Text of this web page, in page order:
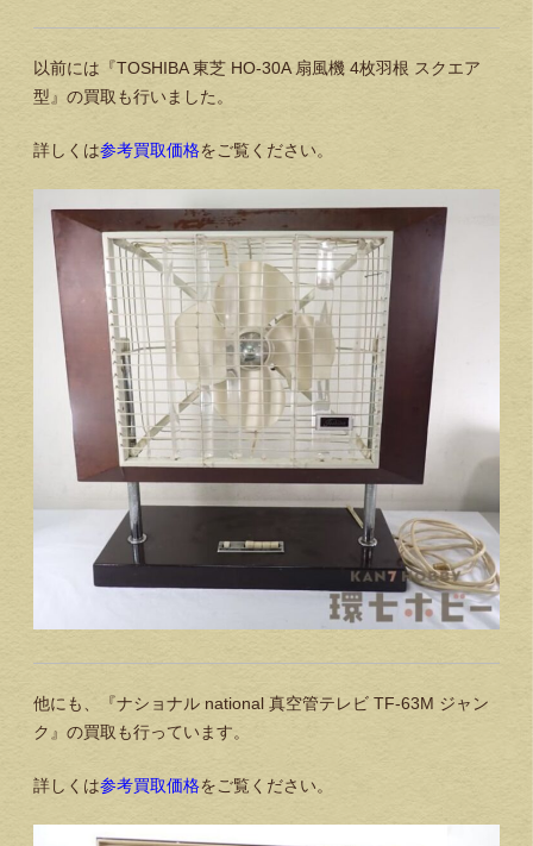
以前には『TOSHIBA 東芝 HO-30A 扇風機 4枚羽根 スクエア
型』の買取も行いました。
詳しくは参考買取価格をご覧ください。
他にも、『ナショナル national 真空管テレビ TF-63M ジャン
ク』の買取も行っています。
詳しくは参考買取価格をご覧ください。